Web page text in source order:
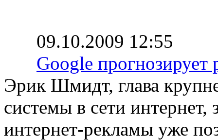
09.10.2009 12:55
Google
Эрик Шмидт, глава
системы в сети
интернет-рекламы уже